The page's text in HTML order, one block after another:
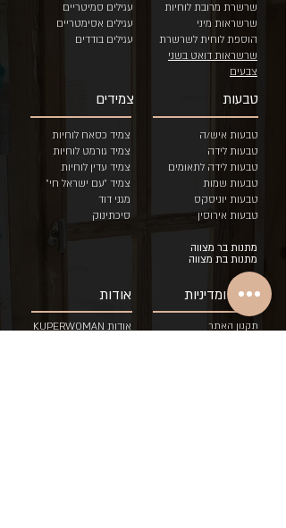
עגילים סמיטריים
עגילים אסימטריים
עגילים בודדים
צמידים
צמיד כסאח לוחיות
צמיד גורמט לוחיות
צמיד עדין לוחיות
צמיד "עם ישראל חי"
מגני דוד
סיכתינוק
שרשרת מרובת לוחיות
שרשראות מיני
הוספת לוחית לשרשרת
שרשראות דואט בשני
צבעים
טבעות
טבעות איש/ה
טבעות לידה
טבעות לידה לתאומים
טבעות שמות
טבעות יוניסקס
טבעות אירוסין
מתנות בר מצווה
מתנות בת מצווה
אודות
אודות KUPERWOMAN
תקנון ומדיניות
תקנון האתר